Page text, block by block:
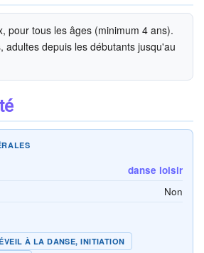
pour tous les âges (minimum 4 ans).
adultes depuis les débutants jusqu'au
danse loisir
Non
À LA DANSE, INITIATION